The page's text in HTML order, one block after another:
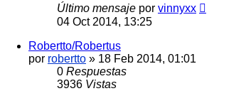
Último mensaje por vinnyxx
04 Oct 2014, 13:25
Robertto/Robertus
por robertto » 18 Feb 2014, 01:01
0 Respuestas
3936 Vistas